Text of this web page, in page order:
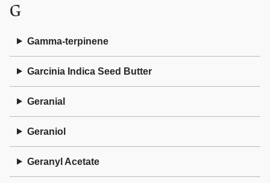
G
Gamma-terpinene
Garcinia Indica Seed Butter
Geranial
Geraniol
Geranyl Acetate